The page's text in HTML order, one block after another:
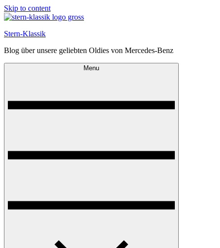
Skip to content
Stern-Klassik
Blog über unsere geliebten Oldies von Mercedes-Benz
Menu